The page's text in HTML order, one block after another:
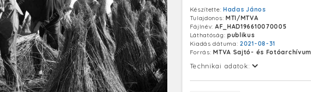
Készítette: Hadas János
Tulajdonos: MTI/MTVA
Fájlnév: AF_HAD196610070005
Láthatóság: publikus
Kiadás dátuma: 2021-08-31
Forrás:MTVA Sajtó- és Fotóarchívum
Technikai adatok: